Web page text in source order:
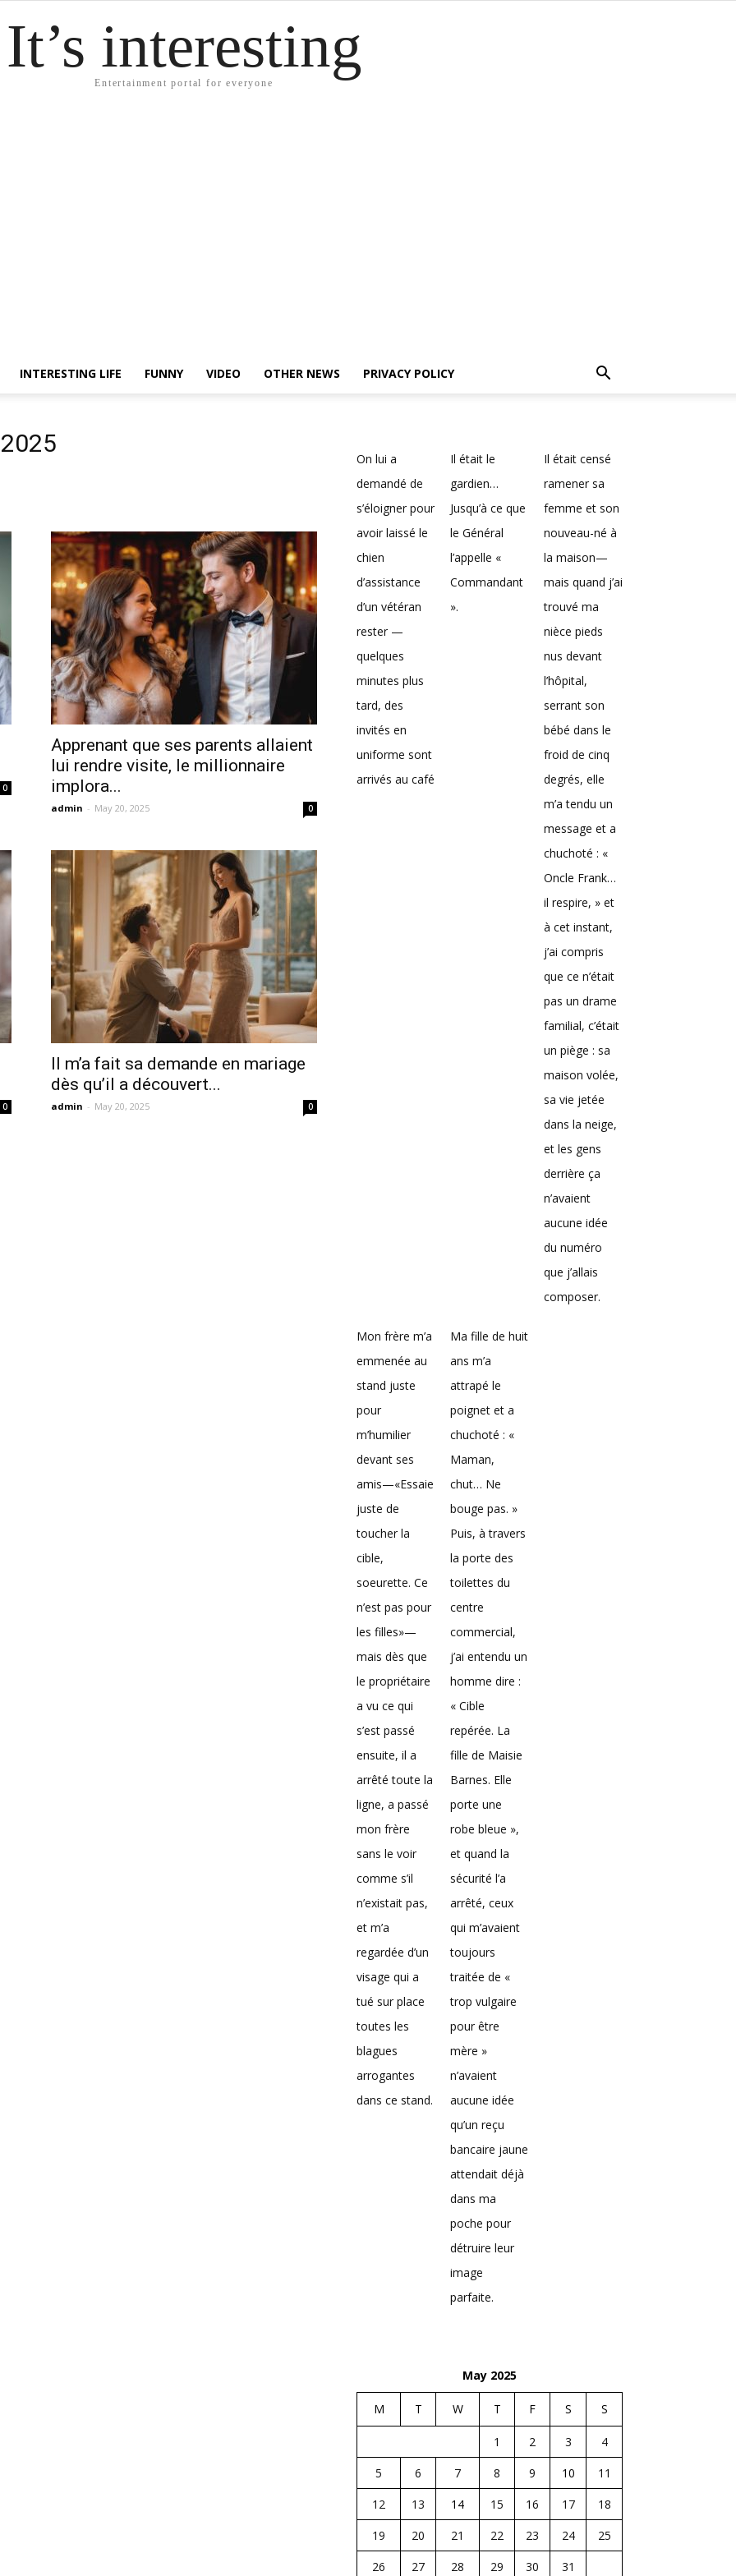
It’s interesting
Entertainment portal for everyone
INTERESTING LIFE FUNNY VIDEO OTHER NEWS PRIVACY POLICY
0
Apprenant que ses parents allaient
lui rendre visite, le millionnaire
implora...
admin - May 20, 2025 0
0
Il m’a fait sa demande en mariage
dès qu’il a découvert...
admin - May 20, 2025 0
On lui a
demandé de
s’éloigner pour
avoir laissé le
chien
d’assistance
d’un vétéran
rester —
quelques
minutes plus
tard, des
invités en
uniforme sont
arrivés au café
Il était le
gardien…
Jusqu’à ce que
le Général
l’appelle «
Commandant
».
Il était censé
ramener sa
femme et son
nouveau-né à
la maison—
mais quand j’ai
trouvé ma
nièce pieds
nus devant
l’hôpital,
serrant son
bébé dans le
froid de cinq
degrés, elle
m’a tendu un
message et a
chuchoté : «
Oncle Frank…
il respire, » et
à cet instant,
j’ai compris
que ce n’était
pas un drame
familial, c’était
un piège : sa
maison volée,
sa vie jetée
dans la neige,
et les gens
derrière ça
n’avaient
aucune idée
du numéro
que j’allais
composer.
Mon frère m’a
emmenée au
stand juste
pour
m’humilier
devant ses
amis—«Essaie
juste de
toucher la
cible,
soeurette. Ce
n’est pas pour
les filles»—
mais dès que
le propriétaire
a vu ce qui
s’est passé
ensuite, il a
arrêté toute la
ligne, a passé
mon frère
sans le voir
comme s’il
n’existait pas,
et m’a
regardée d’un
visage qui a
tué sur place
toutes les
blagues
arrogantes
dans ce stand.
Ma fille de huit
ans m’a
attrapé le
poignet et a
chuchoté : «
Maman,
chut… Ne
bouge pas. »
Puis, à travers
la porte des
toilettes du
centre
commercial,
j’ai entendu un
homme dire :
« Cible
repérée. La
fille de Maisie
Barnes. Elle
porte une
robe bleue »,
et quand la
sécurité l’a
arrêté, ceux
qui m’avaient
toujours
traitée de «
trop vulgaire
pour être
mère »
n’avaient
aucune idée
qu’un reçu
bancaire jaune
attendait déjà
dans ma
poche pour
détruire leur
image
parfaite.
May 2025
M T W T F S S
1 2 3
4
5
6 7 8 9 10
11
12
13 14 15 16 17
18
19
20 21 22 23 24
25
26
27 28 29 30 31